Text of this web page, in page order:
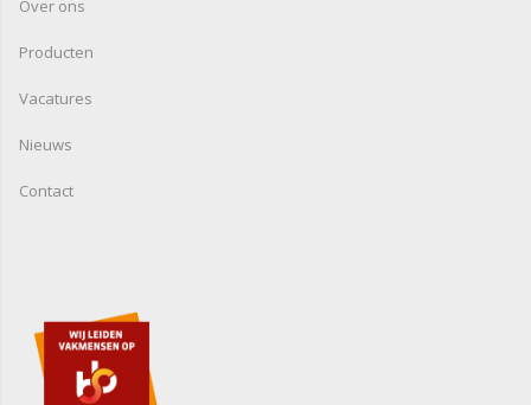
Over ons
Producten
Vacatures
Nieuws
Contact